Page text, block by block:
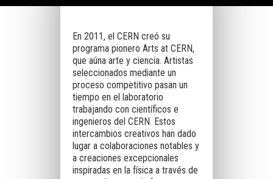
En 2011, el CERN creó su
programa pionero Arts at CERN,
que aúna arte y ciencia. Artistas
seleccionados mediante un
proceso competitivo pasan un
tiempo en el laboratorio
trabajando con científicos e
ingenieros del CERN. Estos
intercambios creativos han dado
lugar a colaboraciones notables y
a creaciones excepcionales
inspiradas en la física a través de